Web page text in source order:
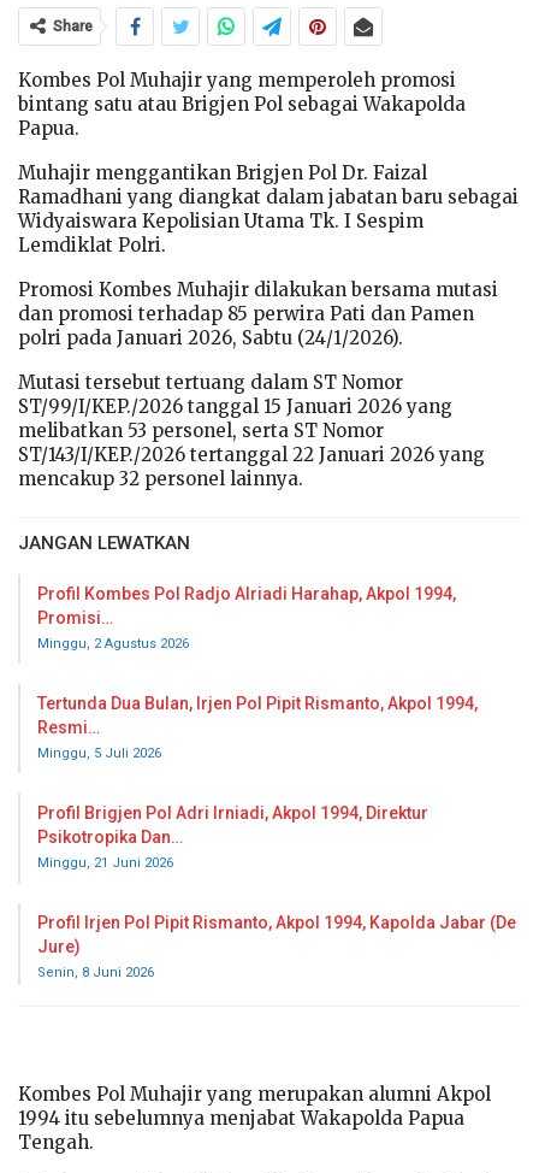
Share
Kombes Pol Muhajir yang memperoleh promosi
bintang satu atau Brigjen Pol sebagai Wakapolda
Papua.
Muhajir menggantikan Brigjen Pol Dr. Faizal
Ramadhani yang diangkat dalam jabatan baru sebagai
Widyaiswara Kepolisian Utama Tk. I Sespim
Lemdiklat Polri.
Promosi Kombes Muhajir dilakukan bersama mutasi
dan promosi terhadap 85 perwira Pati dan Pamen
polri pada Januari 2026, Sabtu (24/1/2026).
Mutasi tersebut tertuang dalam ST Nomor
ST/99/I/KEP./2026 tanggal 15 Januari 2026 yang
melibatkan 53 personel, serta ST Nomor
ST/143/I/KEP./2026 tertanggal 22 Januari 2026 yang
mencakup 32 personel lainnya.
JANGAN LEWATKAN
Profil Kombes Pol Radjo Alriadi Harahap, Akpol 1994,
Promisi…
Minggu, 2 Agustus 2026
Tertunda Dua Bulan, Irjen Pol Pipit Rismanto, Akpol 1994,
Resmi…
Minggu, 5 Juli 2026
Profil Brigjen Pol Adri Irniadi, Akpol 1994, Direktur
Psikotropika Dan…
Minggu, 21 Juni 2026
Profil Irjen Pol Pipit Rismanto, Akpol 1994, Kapolda Jabar (De
Jure)
Senin, 8 Juni 2026
Kombes Pol Muhajir yang merupakan alumni Akpol
1994 itu sebelumnya menjabat Wakapolda Papua
Tengah.